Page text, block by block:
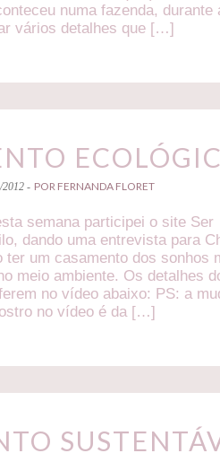
numa fazenda, durante
vários detalhes que […]
2012 - POR FERNANDA FLORET
semana participei o site Ser
dando uma entrevista para
ter um casamento dos sonhos
meio ambiente. Os detalhes
no vídeo abaixo: PS: a
no vídeo é da […]